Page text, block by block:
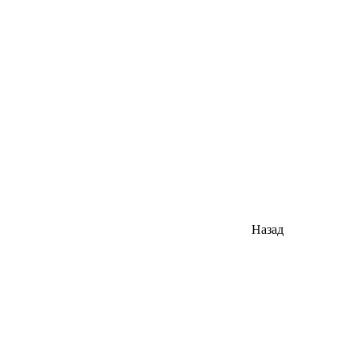
Назад